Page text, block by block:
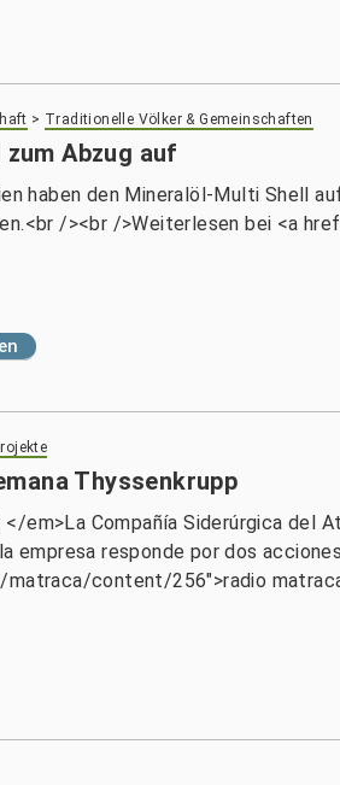
> Traditionelle Völker & Gemeinschaften
Abzug auf
haben den Mineralöl-Multi Shell
/><br />Weiterlesen bei <a
Thyssenkrupp
em>La Compañía Siderúrgica del
empresa responde por dos
content/256">radio